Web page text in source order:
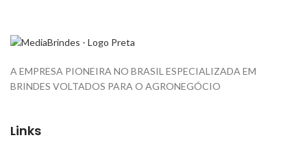
A EMPRESA PIONEIRA NO BRASIL ESPECIALIZADA EM
BRINDES VOLTADOS PARA O AGRONEGÓCIO
Links